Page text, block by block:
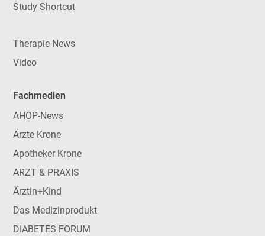
Study Shortcut
Therapie News
Video
Fachmedien
AHOP-News
Ärzte Krone
Apotheker Krone
ARZT & PRAXIS
Ärztin+Kind
Das Medizinprodukt
DIABETES FORUM